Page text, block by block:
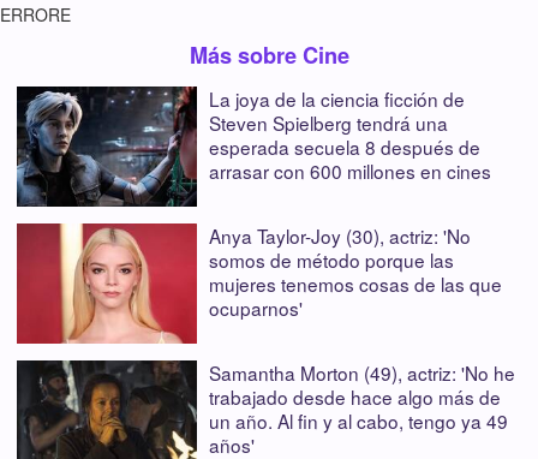
ERRORE
Más sobre Cine
La joya de la ciencia ficción de
Steven Spielberg tendrá una
esperada secuela 8 después de
arrasar con 600 millones en cines
Anya Taylor-Joy (30), actriz: 'No
somos de método porque las
mujeres tenemos cosas de las que
ocuparnos'
Samantha Morton (49), actriz: 'No he
trabajado desde hace algo más de
un año. Al fin y al cabo, tengo ya 49
años'